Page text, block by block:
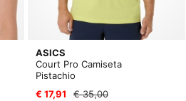
ASICS
Court Pro Camiseta
Pistachio
€ 17,91
€ 35,00